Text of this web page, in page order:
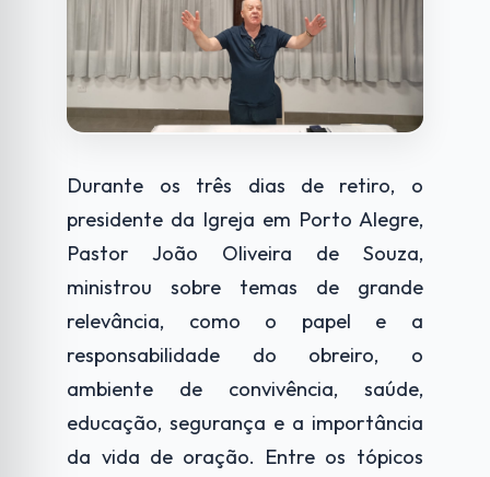
Durante os três dias de retiro, o
presidente da Igreja em Porto Alegre,
Pastor João Oliveira de Souza,
ministrou sobre temas de grande
relevância, como o papel e a
responsabilidade do obreiro, o
ambiente de convivência, saúde,
educação, segurança e a importância
da vida de oração. Entre os tópicos